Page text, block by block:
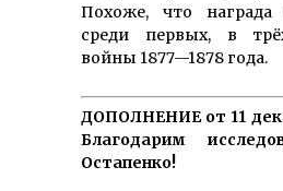
Похоже, что награда
среди первых, в
войны 1877—1878 года.
ДОПОЛНЕНИЕ от 11
Благодарим
Остапенко!